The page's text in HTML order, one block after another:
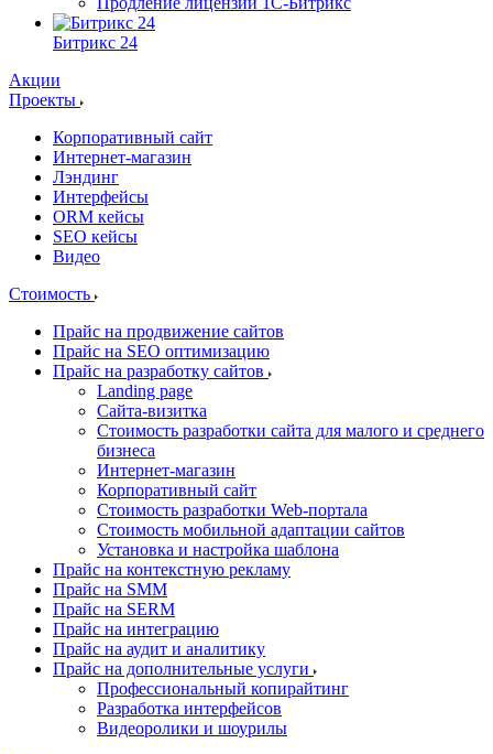
Битрикс 24
Акции
Проекты
Корпоративный сайт
Интернет-магазин
Лэндинг
Интерфейсы
ORM кейсы
SEO кейсы
Видео
Стоимость
Прайс на продвижение сайтов
Прайс на SEO оптимизацию
Прайс на разработку сайтов
Landing page
Cайта-визитка
Стоимость разработки сайта для малого и среднего
бизнеса
Интернет-магазин
Корпоративный сайт
Стоимость разработки Web-портала
Стоимость мобильной адаптации сайтов
Установка и настройка шаблона
Прайс на контекстную рекламу
Прайс на SMM
Прайс на SERM
Прайс на интеграцию
Прайс на аудит и аналитику
Прайс на дополнительные услуги
Профессиональный копирайтинг
Разработка интерфейсов
Видеоролики и шоурилы